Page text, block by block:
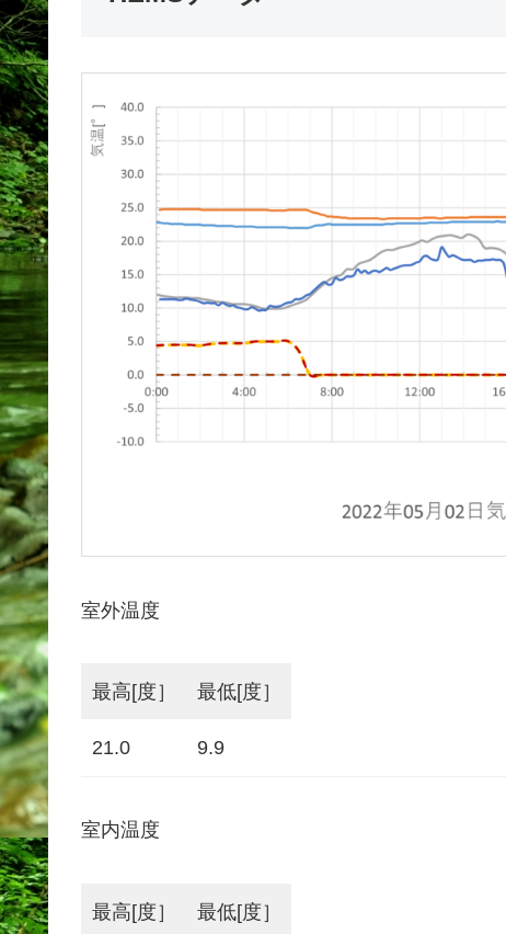
室外温度
最高[度］ 最低[度］
21.0 9.9
室内温度
最高[度］ 最低[度］